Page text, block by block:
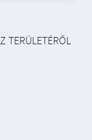
TERÜLETÉRŐL